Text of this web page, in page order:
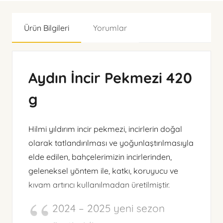
Ürün Bilgileri Yorumlar
Aydın İncir Pekmezi 420
g
Hilmi yıldırım incir pekmezi, incirlerin doğal
olarak tatlandırılması ve yoğunlaştırılmasıyla
elde edilen, bahçelerimizin incirlerinden,
geleneksel yöntem ile, katkı, koruyucu ve
kıvam artırıcı kullanılmadan üretilmiştir.
2024 – 2025 yeni sezon